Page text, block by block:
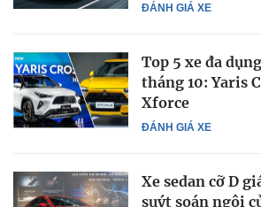
ĐÁNH GIÁ XE
ĐÁNH GIÁ XE
Top 5 xe đa
tháng 10: Yaris
Xforce
Xe sedan cỡ D
suýt soán ngôi